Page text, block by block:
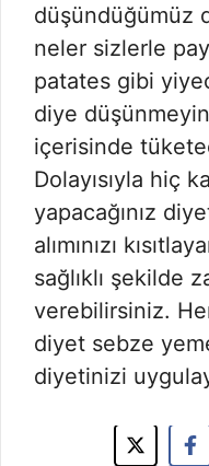
düşündüğümüz
neler sizlerle
patates gibi
diye
içerisinde
Dolayısıyla hiç
yapacağınız
alımınızı
sağlıklı şekilde
verebilirsiniz.
diyet sebze
diyetinizi